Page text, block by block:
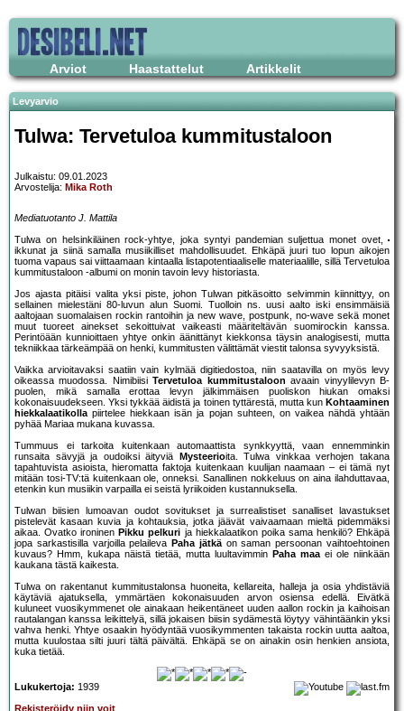
Arviot Haastattelut Artikkelit
Levyarvio
Tulwa: Tervetuloa kummitustaloon
Julkaistu: 09.01.2023
Arvostelija: Mika Roth
Mediatuotanto J. Mattila
Tulwa on helsinkiläinen rock-yhtye, joka syntyi pandemian suljettua monet ovet,
ikkunat ja siinä samalla musiikilliset mahdollisuudet. Ehkäpä juuri tuo lopun aikojen
tuoma vapaus sai viittaamaan kintaalla listapotentiaaliselle materiaalille, sillä Tervetuloa
kummitustaloon -albumi on monin tavoin levy historiasta.
Jos ajasta pitäisi valita yksi piste, johon Tulwan pitkäsoitto selvimmin kiinnittyy, on
sellainen mielestäni 80-luvun alun Suomi. Tuolloin ns. uusi aalto iski ensimmäisiä
aaltojaan suomalaisen rockin rantoihin ja new wave, postpunk, no-wave sekä monet
muut tuoreet ainekset sekoittuivat vaikeasti määriteltävän suomirockin kanssa.
Perintöään kunnioittaen yhtye onkin äänittänyt kiekkonsa täysin analogisesti, mutta
tekniikkaa tärkeämpää on henki, kummitusten välittämät viestit talonsa syvyyksistä.
Vaikka arvioitavaksi saatiin vain kylmää digitiedostoa, niin saatavilla on myös levy
oikeassa muodossa. NimibiisiTervetuloa kummitustaloon avaain vinyylilevyn B-
puolen, mikä samalla erottaa levyn jälkimmäisen puoliskon hiukan omaksi
kokonaisuudekseen. Yksi tykkää äidistä ja toinen tyttärestä, mutta kun Kohtaaminen
hiekkalaatikollapiirtelee hiekkaan isän ja pojan suhteen, on vaikea nähdä yhtään
pyhää Mariaa mukana kuvassa.
Tummuus ei tarkoita kuitenkaan automaattista synkkyyttä, vaan ennemminkin
runsaita sävyjä ja oudoiksi äityviä
Mysteerioita. Tulwa vinkkaa verhojen takana
tapahtuvista asioista, hieromatta faktoja kuitenkaan kuulijan naamaan – ei tämä nyt
mitään tosi-TV:tä kuitenkaan ole, onneksi. Sanallinen nokkeluus on aina ilahduttavaa,
etenkin kun musiikin varpailla ei seistä lyriikoiden kustannuksella.
Tulwan biisien lumoavan oudot sovitukset ja surrealistiset sanalliset lavastukset
pistelevät kasaan kuvia ja kohtauksia, jotka jäävät vaivaamaan mieltä pidemmäksi
aikaa. Ovatko ironinen Pikku pelkuri ja hiekkalaatikon poika sama henkilö? Ehkäpä
jopa sarkastisilla varjoilla pelaileva Paha jätkäon saman persoonan vaihtoehtoinen
kuvaus? Hmm, kukapa näistä tietää, mutta luultavimmin Paha maaei ole niinkään
kaukana tästä kaikesta.
Tulwa on rakentanut kummitustalonsa huoneita, kellareita, halleja ja osia yhdistäviä
käytäviä ajatuksella, ymmärtäen kokonaisuuden arvon osiensa edellä. Eivätkä
kuluneet vuosikymmenet ole ainakaan heikentäneet uuden aallon rockin ja kaihoisan
rautalangan kanssa leikittelyä, sillä jokaisen biisin sydämestä löytyy vähintäänkin yksi
vahva henki. Yhtye osaakin hyödyntää vuosikymmenten takaista rockin uutta aaltoa,
mutta kuulostaa silti juuri tältä päivältä. Ehkäpä se on ainakin osin henkien ansiota,
kuka tietää.
Lukukertoja: 1939
Rekisteröidy niin voit